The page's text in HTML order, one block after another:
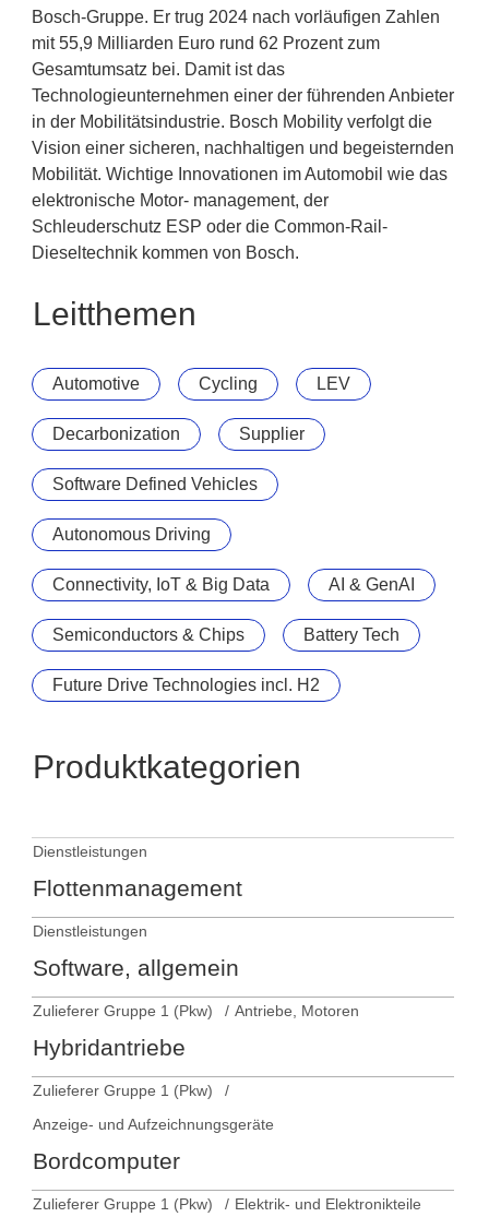
Bosch-Gruppe. Er trug 2024 nach vorläufigen Zahlen
mit 55,9 Milliarden Euro rund 62 Prozent zum
Gesamtumsatz bei. Damit ist das
Technologieunternehmen einer der führenden Anbieter
in der Mobilitätsindustrie. Bosch Mobility verfolgt die
Vision einer sicheren, nachhaltigen und begeisternden
Mobilität. Wichtige Innovationen im Automobil wie das
elektronische Motor- management, der
Schleuderschutz ESP oder die Common-Rail-
Dieseltechnik kommen von Bosch.
Leitthemen
Automotive Cycling LEV
Decarbonization Supplier
Software Defined Vehicles
Autonomous Driving
Connectivity, IoT & Big Data AI & GenAI
Semiconductors & Chips Battery Tech
Future Drive Technologies incl. H2
Produktkategorien
Dienstleistungen
Flottenmanagement
Dienstleistungen
Software, allgemein
Zulieferer Gruppe 1 (Pkw) Antriebe, Motoren
Hybridantriebe
Zulieferer Gruppe 1 (Pkw)
Anzeige- und Aufzeichnungsgeräte
Bordcomputer
Zulieferer Gruppe 1 (Pkw) Elektrik- und Elektronikteile